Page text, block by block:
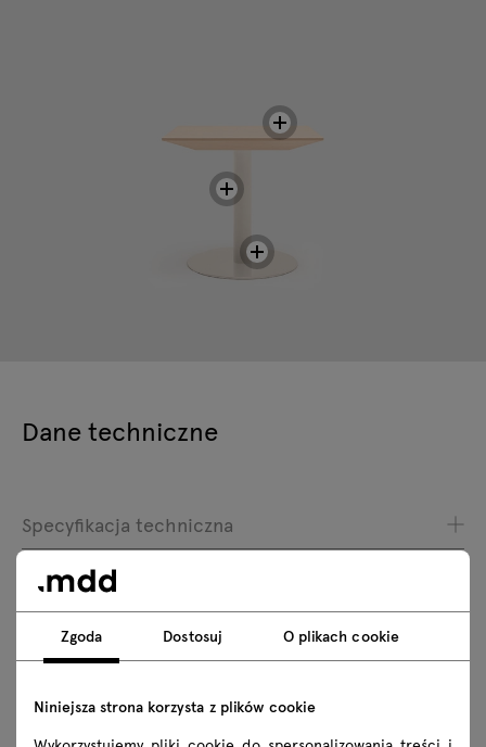
Dane techniczne
Specyfikacja techniczna
Wykończenia
Ekologia
Do pobrania
Zgoda Dostosuj O plikach cookie
Niniejsza strona korzysta z plików cookie